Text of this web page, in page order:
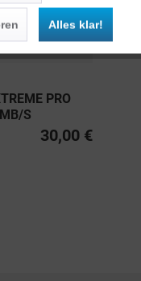
PRO
S
30,00 €
Alles klar!